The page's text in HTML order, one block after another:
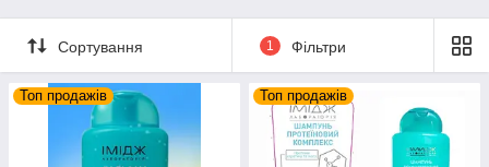
Сортування 1 Фільтри
Топ продажів Топ продажів